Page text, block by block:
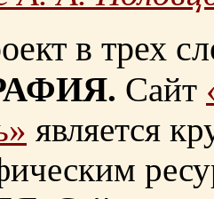
в трех
Сайт
является